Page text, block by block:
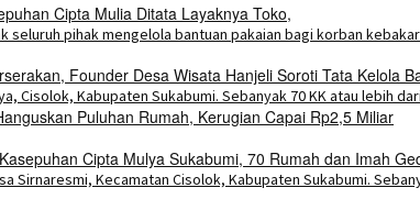
Cipta Mulia Ditata Layaknya Toko,
Founder Desa Wisata Hanjeli Soroti Tata Kelola
Puluhan Rumah, Kerugian Capai Rp2,5 Miliar
Cipta Mulya Sukabumi, 70 Rumah dan Imah